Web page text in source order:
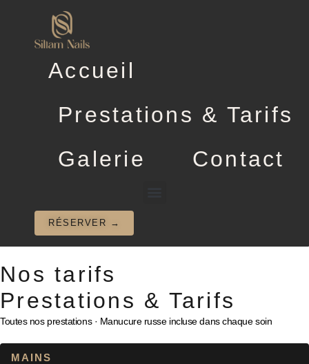
Accueil
Prestations & Tarifs
Galerie
Contact
RÉSERVER →
Nos tarifs
Prestations & Tarifs
Toutes nos prestations · Manucure russe incluse dans chaque soin
MAINS